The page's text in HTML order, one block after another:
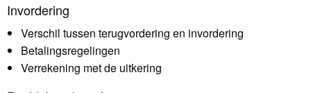
Invordering
Verschil tussen terugvordering en invordering
Betalingsregelingen
Verrekening met de uitkering